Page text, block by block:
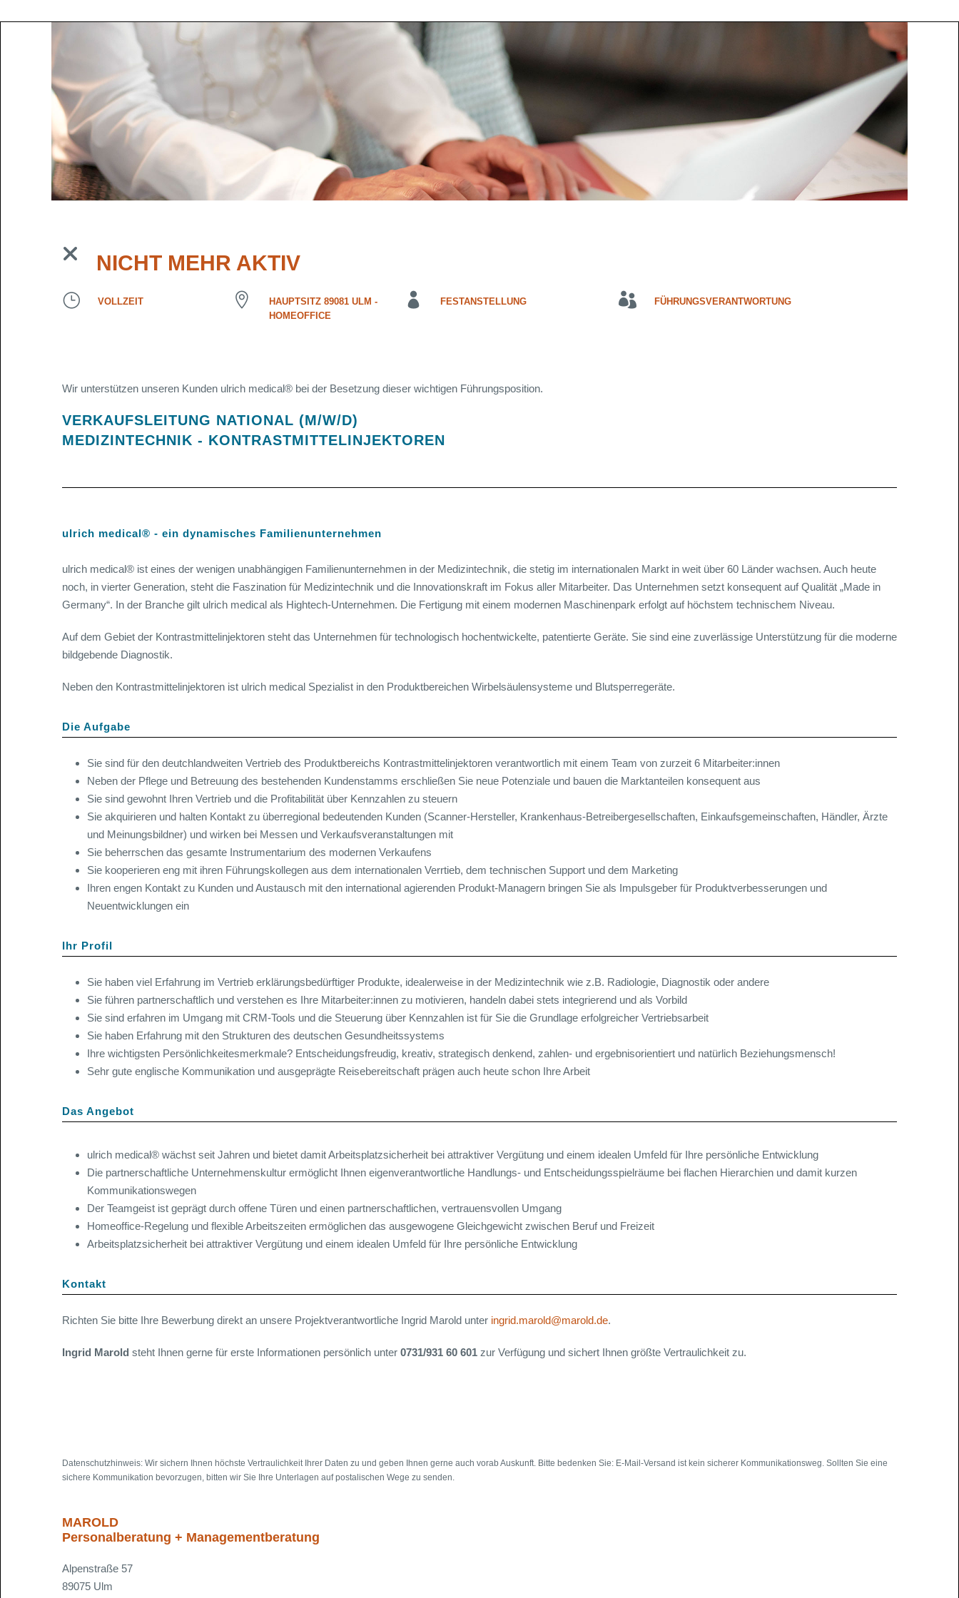
NICHT MEHR AKTIV
VOLLZEIT
HAUPTSITZ 89081 ULM -
HOMEOFFICE
FESTANSTELLUNG FÜHRUNGSVERANTWORTUNG
Wir unterstützen unseren Kunden ulrich medical® bei der Besetzung dieser wichtigen Führungsposition.
VERKAUFSLEITUNG NATIONAL (M/W/D)
MEDIZINTECHNIK - KONTRASTMITTELINJEKTOREN
ulrich medical® - ein dynamisches Familienunternehmen
ulrich medical® ist eines der wenigen unabhängigen Familienunternehmen in der Medizintechnik, die stetig im internationalen Markt in weit über 60 Länder wachsen. Auch heute
noch, in vierter Generation, steht die Faszination für Medizintechnik und die Innovationskraft im Fokus aller Mitarbeiter. Das Unternehmen setzt konsequent auf Qualität „Made in
Germany“. In der Branche gilt ulrich medical als Hightech-Unternehmen. Die Fertigung mit einem modernen Maschinenpark erfolgt auf höchstem technischem Niveau.
Auf dem Gebiet der Kontrastmittelinjektoren steht das Unternehmen für technologisch hochentwickelte, patentierte Geräte. Sie sind eine zuverlässige Unterstützung für die moderne
bildgebende Diagnostik.
Neben den Kontrastmittelinjektoren ist ulrich medical Spezialist in den Produktbereichen Wirbelsäulensysteme und Blutsperregeräte.
Die Aufgabe
Sie sind für den deutchlandweiten Vertrieb des Produktbereichs Kontrastmittelinjektoren verantwortlich mit einem Team von zurzeit 6 Mitarbeiter:innen
Neben der Pflege und Betreuung des bestehenden Kundenstamms erschließen Sie neue Potenziale und bauen die Marktanteilen konsequent aus
Sie sind gewohnt Ihren Vertrieb und die Profitabilität über Kennzahlen zu steuern
Sie akquirieren und halten Kontakt zu überregional bedeutenden Kunden (Scanner-Hersteller, Krankenhaus-Betreibergesellschaften, Einkaufsgemeinschaften, Händler, Ärzte
und Meinungsbildner) und wirken bei Messen und Verkaufsveranstaltungen mit
Sie beherrschen das gesamte Instrumentarium des modernen Verkaufens
Sie kooperieren eng mit ihren Führungskollegen aus dem internationalen Verrtieb, dem technischen Support und dem Marketing
Ihren engen Kontakt zu Kunden und Austausch mit den international agierenden Produkt-Managern bringen Sie als Impulsgeber für Produktverbesserungen und
Neuentwicklungen ein
Ihr Profil
Sie haben viel Erfahrung im Vertrieb erklärungsbedürftiger Produkte, idealerweise in der Medizintechnik wie z.B. Radiologie, Diagnostik oder andere
Sie führen partnerschaftlich und verstehen es Ihre Mitarbeiter:innen zu motivieren, handeln dabei stets integrierend und als Vorbild
Sie sind erfahren im Umgang mit CRM-Tools und die Steuerung über Kennzahlen ist für Sie die Grundlage erfolgreicher Vertriebsarbeit
Sie haben Erfahrung mit den Strukturen des deutschen Gesundheitssystems
Ihre wichtigsten Persönlichkeitesmerkmale? Entscheidungsfreudig, kreativ, strategisch denkend, zahlen- und ergebnisorientiert und natürlich Beziehungsmensch!
Sehr gute englische Kommunikation und ausgeprägte Reisebereitschaft prägen auch heute schon Ihre Arbeit
Das Angebot
ulrich medical® wächst seit Jahren und bietet damit Arbeitsplatzsicherheit bei attraktiver Vergütung und einem idealen Umfeld für Ihre persönliche Entwicklung
Die partnerschaftliche Unternehmenskultur ermöglicht Ihnen eigenverantwortliche Handlungs- und Entscheidungsspielräume bei flachen Hierarchien und damit kurzen
Kommunikationswegen
Der Teamgeist ist geprägt durch offene Türen und einen partnerschaftlichen, vertrauensvollen Umgang
Homeoffice-Regelung und flexible Arbeitszeiten ermöglichen das ausgewogene Gleichgewicht zwischen Beruf und Freizeit
Arbeitsplatzsicherheit bei attraktiver Vergütung und einem idealen Umfeld für Ihre persönliche Entwicklung
Kontakt
Richten Sie bitte Ihre Bewerbung direkt an unsere Projektverantwortliche Ingrid Marold unter ingrid.marold@marold.de.
Ingrid Marold steht Ihnen gerne für erste Informationen persönlich unter 0731/931 60 601 zur Verfügung und sichert Ihnen größte Vertraulichkeit zu.
Datenschutzhinweis: Wir sichern Ihnen höchste Vertraulichkeit Ihrer Daten zu und geben Ihnen gerne auch vorab Auskunft. Bitte bedenken Sie: E-Mail-Versand ist kein sicherer Kommunikationsweg. Sollten Sie eine
sichere Kommunikation bevorzugen, bitten wir Sie Ihre Unterlagen auf postalischen Wege zu senden.
MAROLD
Personalberatung + Managementberatung
Alpenstraße 57
89075 Ulm